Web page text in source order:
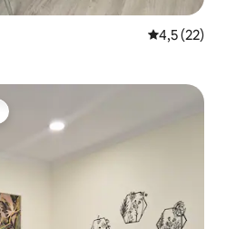
4,5 de
4,5 (22)